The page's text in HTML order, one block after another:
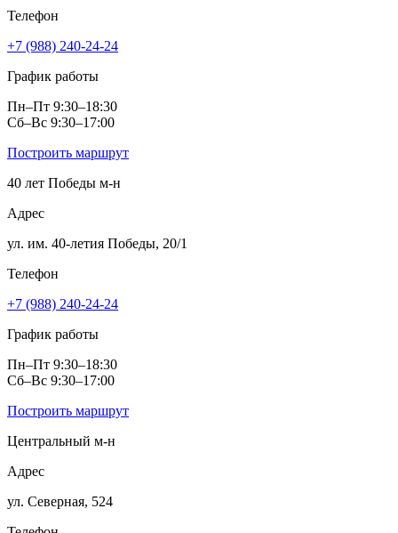
Телефон
+7 (988) 240-24-24
График работы
Пн–Пт 9:30–18:30
Сб–Вс 9:30–17:00
Построить маршрут
40 лет Победы м‑н
Адрес
ул. им. 40‑летия Победы, 20/1
Телефон
+7 (988) 240-24-24
График работы
Пн–Пт 9:30–18:30
Сб–Вс 9:30–17:00
Построить маршрут
Центральный м‑н
Адрес
ул. Северная, 524